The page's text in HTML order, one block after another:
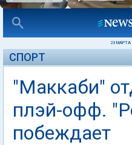
23 МАРТА
СПОРТ
"Маккаби"
плэй-офф.
побеждает